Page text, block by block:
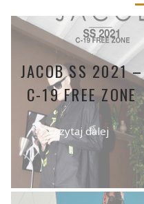
JACOB SS 2021 –
C-19 FREE ZONE
czytaj dalej